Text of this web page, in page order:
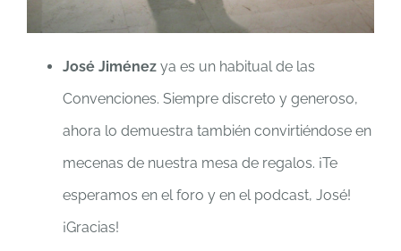
José Jiménez ya es un habitual de las
Convenciones. Siempre discreto y generoso,
ahora lo demuestra también convirtiéndose en
mecenas de nuestra mesa de regalos. ¡Te
esperamos en el foro y en el podcast, José!
¡Gracias!